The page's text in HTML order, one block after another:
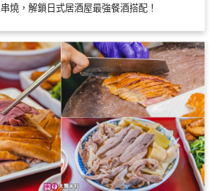
燒，解鎖日式居酒屋最強餐酒搭配！